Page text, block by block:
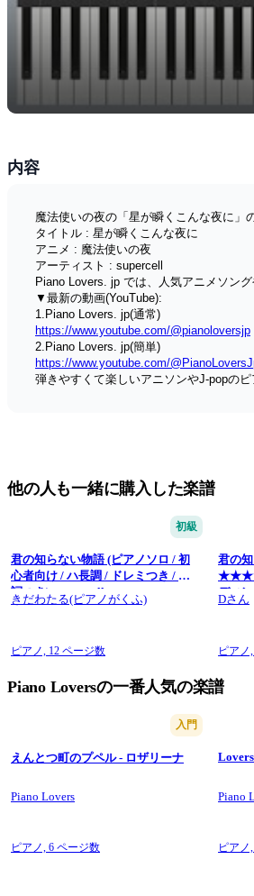
内容
魔法使いの夜の「星が瞬くこんな夜に」
タイトル : 星が瞬くこんな夜に
アニメ : 魔法使いの夜
アーティスト : supercell
Piano Lovers. jp では、人気アニメソン
▼最新の動画(YouTube):
1.Piano Lovers. jp(通常)
https://www.youtube.com/@pianoloversjp
2.Piano Lovers. jp(簡単)
https://www.youtube.com/
弾きやすくて楽しいアニソンやJ-popの
他の人も一緒に購入した楽譜
初級
君の知らない物語 (ピアノソロ / 初
心者向け / ハ長調 / ドレミつき / 歌
詞つき) - supercell
きだわたる(ピアノがくふ)
ピアノ, 12 ページ数
君の
ディ
Dさん
ピアノ,
Piano Loversの一番人気の楽譜
入門
えんとつ町のプペル - ロザリーナ
Piano Lovers
ピアノ, 6 ページ数
Piano
ピア